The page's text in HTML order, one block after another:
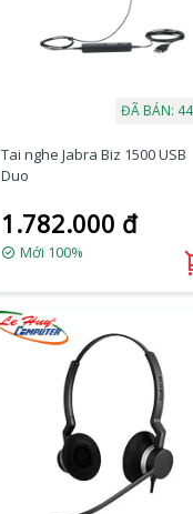
ĐÃ BÁN:
Tai nghe Jabra Biz 1500 USB
Duo
1.782.000 đ
Mới 100%